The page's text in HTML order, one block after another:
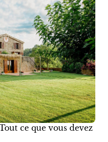
ce que vous devez